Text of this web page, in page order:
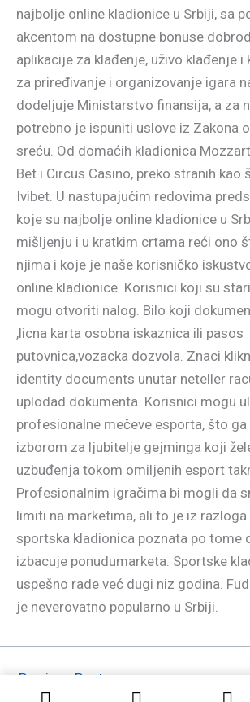
najbolje online kladionice u Srbiji, sa
akcentom na dostupne bonuse
aplikacije za klađenje, uživo klađenje i
za priređivanje i organizovanje igara
dodeljuje Ministarstvo finansija, a za
potrebno je ispuniti uslove iz Zakona
sreću. Od domaćih kladionica
Bet i Circus Casino, preko stranih kao
Ivibet. U nastupajućim redovima
koje su najbolje online kladionice u
mišljenju i u kratkim crtama reći ono
njima i koje je naše korisničko
online kladionice. Korisnici koji su
mogu otvoriti nalog. Bilo koji
,licna karta osobna iskaznica ili pasos
putovnica,vozacka dozvola. Znaci
identity documents unutar neteller
uplodad dokumenta. Korisnici mogu
profesionalne mečeve esporta, što
izborom za ljubitelje gejminga koji
uzbuđenja tokom omiljenih esport
Profesionalnim igračima bi mogli da
limiti na marketima, ali to je iz
sportska kladionica poznata po tome
izbacuje ponudumarketa. Sportske
uspešno rade već dugi niz godina.
je neverovatno popularno u Srbiji.
Previous Post